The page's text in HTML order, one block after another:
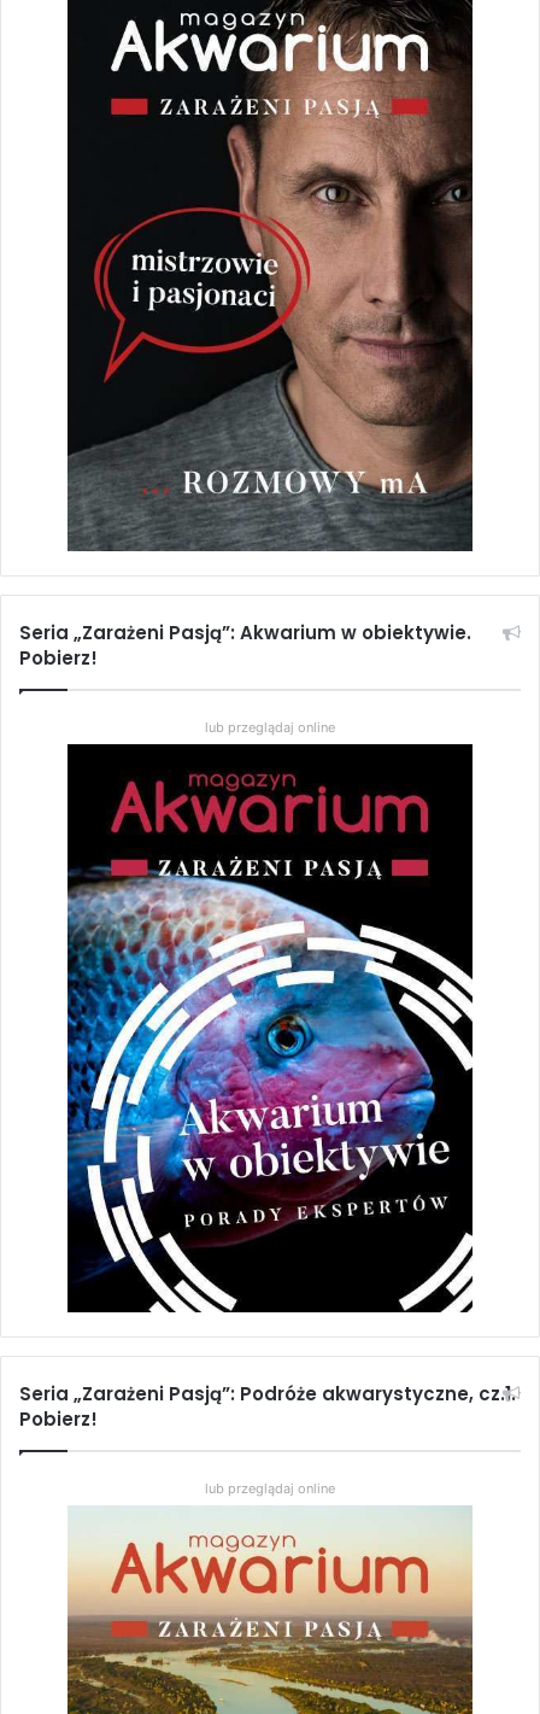
Seria „Zarażeni Pasją”: Akwarium w obiektywie.
Pobierz!
lub przeglądaj online
Seria „Zarażeni Pasją”: Podróże akwarystyczne, cz.1.
Pobierz!
lub przeglądaj online